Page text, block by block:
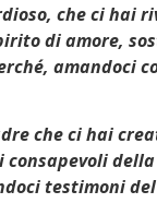
che ci hai
di amore,
amandoci
che ci hai
consapevoli
testimoni